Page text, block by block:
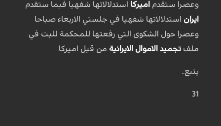
وعصرا ستقدم اميركا استدلالاتها شفهيا فيما ستقدم
ايران استدلالاتها شفهيا في جلستي الاربعاء صباحا
وعصرا حول الشكوى التي رفعتها للمحكمة للبت في
ملف تجميد الاموال الايرانية من قبل اميركا.
يتبع..
31